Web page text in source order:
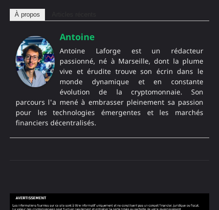
À propos
Antoine
Antoine Laforge est un rédacteur
passionné, né à Marseille, dont la plume
vive et érudite trouve son écrin dans le
monde dynamique et en constante
évolution de la cryptomonnaie. Son
parcours l'a mené à embrasser pleinement sa passion
pour les technologies émergentes et les marchés
financiers décentralisés.